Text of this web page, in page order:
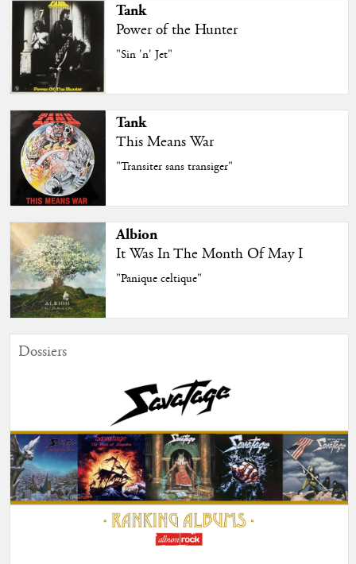
Tank
Power of the Hunter
"Sin 'n' Jet"
Tank
This Means War
"Transiter sans transiger"
Albion
It Was In The Month Of May I
"Panique celtique"
Dossiers